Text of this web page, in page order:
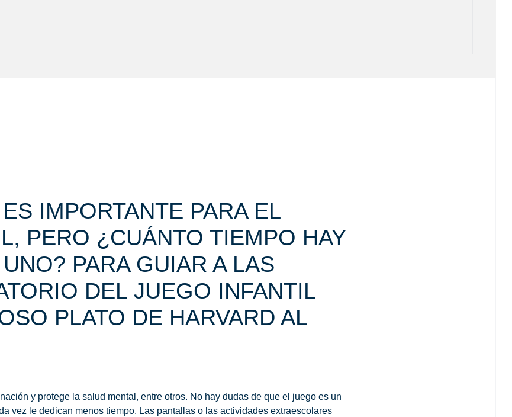
IMPORTANTE PARA EL
PERO ¿CUÁNTO TIEMPO HAY
PARA GUIAR A LAS
DEL JUEGO INFANTIL
PLATO DE HARVARD AL
y protege la salud mental, entre otros. No hay dudas de que el juego es un
vez le dedican menos tiempo. Las pantallas o las actividades extraescolares